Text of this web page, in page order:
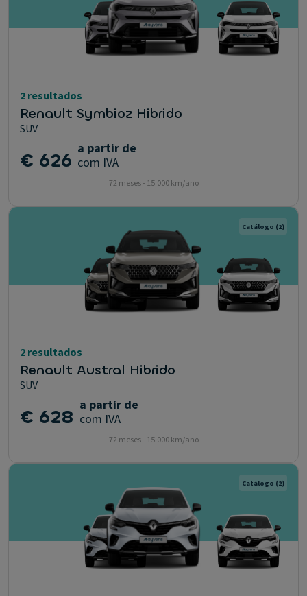
2 resultados
Renault Symbioz Hibrido
SUV
€ 626 a partir de
com IVA
72 meses - 15.000 km/ano
Catálogo (2)
2 resultados
Renault Austral Hibrido
SUV
€ 628 a partir de
com IVA
72 meses - 15.000 km/ano
Catálogo (2)